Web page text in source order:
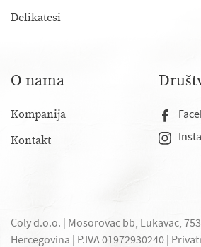
Delikatesi
O nama
Kompanija
Kontakt
Coly d.o.o. | Mosorovac bb, Lukavac,
Hercegovina | P.IVA 01972930240